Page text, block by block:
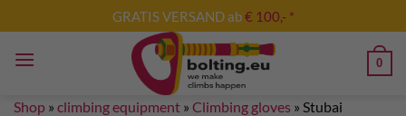
to
content
GRATIS VERSAND ab€ 100,- *
0
Shop » climbing equipment » Climbing gloves » Stubai